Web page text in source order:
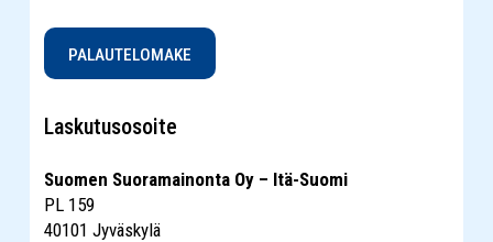
PALAUTELOMAKE
Laskutusosoite
Suomen Suoramainonta Oy – Itä-Suomi
PL 159
40101 Jyväskylä